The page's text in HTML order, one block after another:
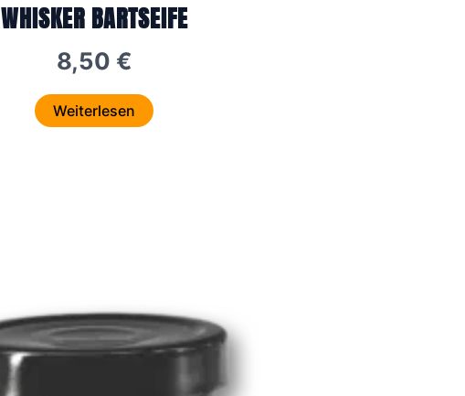
WHISKER BARTSEIFE
8,50 €
Weiterlesen